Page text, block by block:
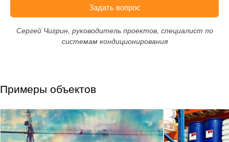
Задать вопрос
Сергей Чигрин, руководитель проектов, специалист по
системам кондиционирования
Примеры объектов